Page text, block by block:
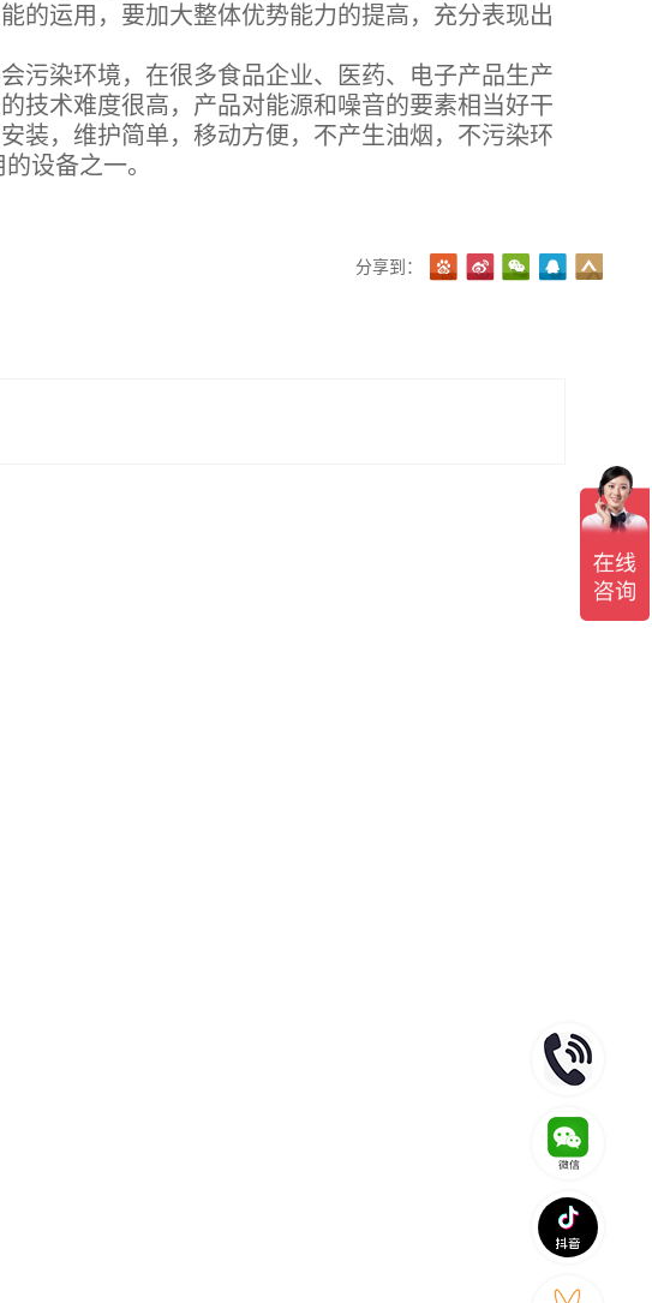
的运用，要加大整体优势能力的提高，充分表现出
污染环境，在很多食品企业、医药、电子产品生产
技术难度很高，产品对能源和噪音的要素相当好干
装，维护简单，移动方便，不产生油烟，不污染环
设备之一。